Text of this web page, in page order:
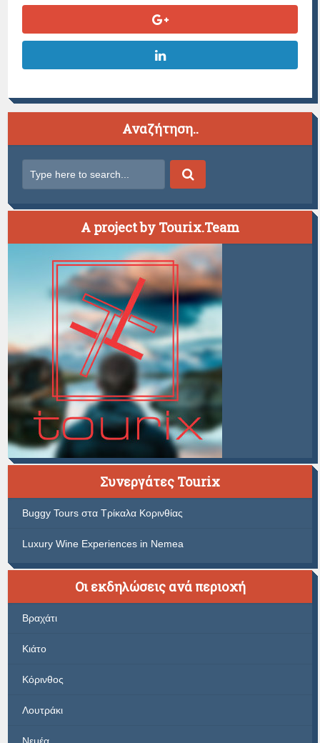
Αναζήτηση..
A project by Tourix.Team
Συνεργάτες Tourix
Buggy Tours στα Τρίκαλα Κορινθίας
Luxury Wine Experiences in Nemea
Οι εκδηλώσεις ανά περιοχή
Βραχάτι
Κιάτο
Κόρινθος
Λουτράκι